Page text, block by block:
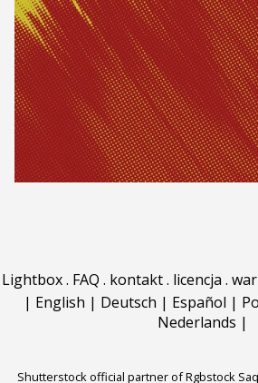
Lightbox. FAQ . kontakt. licencja .
| English | Deutsch | Español |
Nederlands |
Shutterstock official partner of Rgbstock